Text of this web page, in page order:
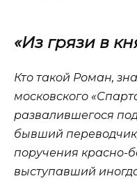
«Из грязи в
Кто такой Роман,
московского
развалившегося
бывший
поручения красно-
выступавший